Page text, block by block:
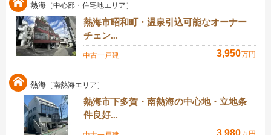
熱海 ［中心部・住宅地エリア］
熱海市昭和町・温泉引込可能なオーナー
チェン...
中古一戸建 3,950万円
熱海 ［南熱海エリア］
熱海市下多賀・南熱海の中心地・立地条
件良好...
3,980